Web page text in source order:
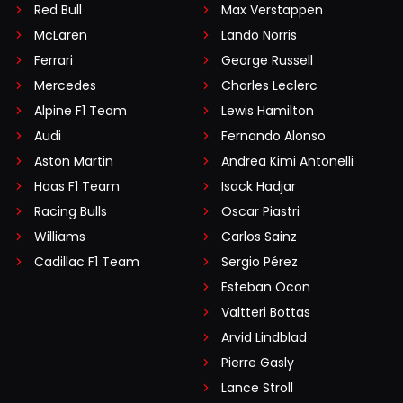
Red Bull
McLaren
Ferrari
Mercedes
Alpine F1 Team
Audi
Aston Martin
Haas F1 Team
Racing Bulls
Williams
Cadillac F1 Team
Max Verstappen
Lando Norris
George Russell
Charles Leclerc
Lewis Hamilton
Fernando Alonso
Andrea Kimi Antonelli
Isack Hadjar
Oscar Piastri
Carlos Sainz
Sergio Pérez
Esteban Ocon
Valtteri Bottas
Arvid Lindblad
Pierre Gasly
Lance Stroll